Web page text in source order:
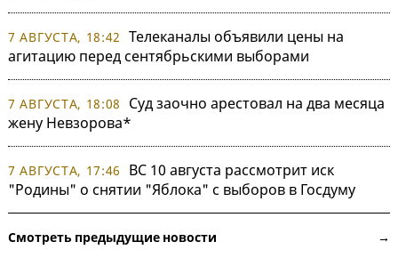
7 АВГУСТА, 18:42 Телеканалы объявили цены на
агитацию перед сентябрьскими выборами
7 АВГУСТА, 18:08
Суд заочно арестовал на два месяца
жену Невзорова*
7 АВГУСТА, 17:46
ВС 10 августа рассмотрит иск
"Родины" о снятии "Яблока" с выборов в Госдуму
Смотреть предыдущие новости →